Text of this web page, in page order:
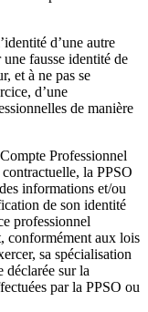
d’une autre
fausse identité de
et à ne pas se
d’une
de manière
Professionnel
la PPSO
informations et/ou
de son identité
professionnel
conformément aux lois
sa spécialisation
déclarée sur la
par la PPSO ou